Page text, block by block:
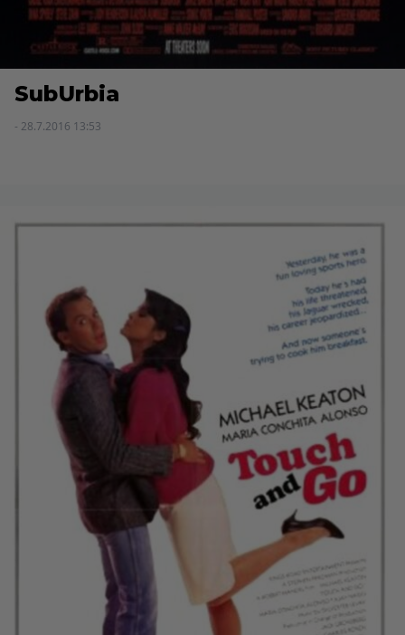
SubUrbia
- 28.7.2016 13:53